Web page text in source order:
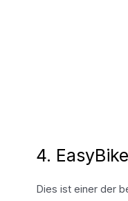
4.
Dies ist einer der